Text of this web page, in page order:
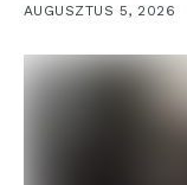
AUGUSZTUS 5, 2026